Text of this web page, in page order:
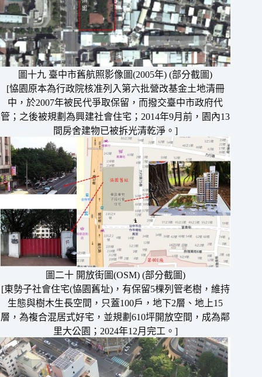
圖十九 臺中市舊航照影像圖(2005年) (部分截圖)
[恊園原本為行政院核准列入第六批營改基金土地清冊
中，於2007年被民代爭取保留，而撥交臺中市政府代
管；之後被規劃為興建社會住宅；2014年9月前，園內13
間房舍建物已被拆光清乾淨。]
圖二十 開放街圖(OSM) (部分截圖)
[東勢子社會住宅(恊園舊址)，有保留5棵列管老樹，維持
生態與樹木生長空間，只蓋100戶，地下2層、地上15
層，為複合混居式好宅，並規劃610坪開放空間，成為鄰
里大公園；2024年12月完工。]